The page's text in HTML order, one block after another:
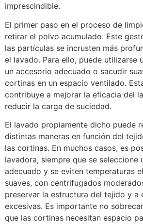
imprescindible.
El primer paso en el proceso de
retirar el polvo acumulado. Este
las partículas se incrusten más
el lavado. Para ello, puede utilizarse
un accesorio adecuado o sacudir
cortinas en un espacio ventilado.
contribuye a mejorar la eficacia del
reducir la carga de suciedad.
El lavado propiamente dicho puede
distintas maneras en función del
las cortinas. En muchos casos, es
lavadora, siempre que se seleccione
adecuado y se eviten temperaturas
suaves, con centrifugados
preservar la estructura del tejido y a
excesivas. Es importante no
que las cortinas necesitan espacio